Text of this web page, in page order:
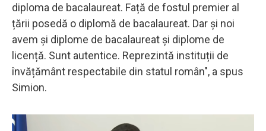
diploma de bacalaureat. Față de fostul premier al
țării posedă o diplomă de bacalaureat. Dar și noi
avem și diplome de bacalaureat și diplome de
licență. Sunt autentice. Reprezintă instituții de
învățământ respectabile din statul român", a spus
Simion.